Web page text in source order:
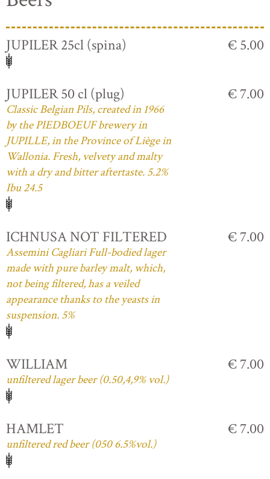
JUPILER 25cl (spina) € 5.00
JUPILER 50 cl (plug)
Classic Belgian Pils, created in 1966
by the PIEDBOEUF brewery in
JUPILLE, in the Province of Liège in
Wallonia. Fresh, velvety and malty
with a dry and bitter aftertaste. 5.2%
Ibu 24.5
€ 7.00
ICHNUSA NOT FILTERED
Assemini Cagliari Full-bodied lager
made with pure barley malt, which,
not being filtered, has a veiled
appearance thanks to the yeasts in
suspension. 5%
€ 7.00
WILLIAM
unfiltered lager beer (0.50,4,9% vol.)
€ 7.00
HAMLET
unfiltered red beer (050 6.5%vol.)
€ 7.00